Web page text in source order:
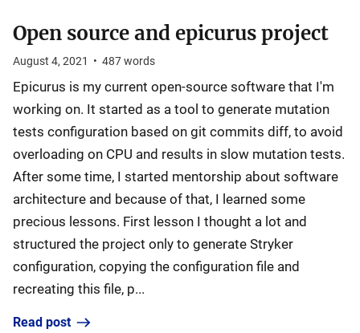
Open source and epicurus project
August 4, 2021 • 487words
Epicurus is my current open-source software that I'm
working on. It started as a tool to generate mutation
tests configuration based on git commits diff, to avoid
overloading on CPU and results in slow mutation tests.
After some time, I started mentorship about software
architecture and because of that, I learned some
precious lessons. First lesson I thought a lot and
structured the project only to generate Stryker
configuration, copying the configuration file and
recreating this file, p...
Read post